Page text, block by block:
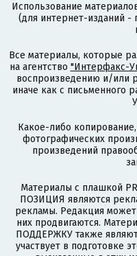
Использование
(для интернет-изданий -
Все материалы, которые
на агентство "Интерфакс-
воспроизведению и/или
иначе как с письменного
Какое-либо
фотографических
произведений
Материалы с плашкой
ПОЗИЦИЯ являются
рекламы. Редакция
них продвигаются.
ПОДДЕРЖКУ также
участвует в подготовке